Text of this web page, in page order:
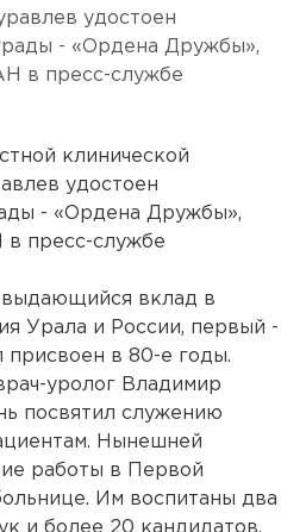
удостоен
- «Ордена Дружбы»,
в пресс-службе
клинической
удостоен
- «Ордена Дружбы»,
в пресс-службе
выдающийся вклад в
Урала и России, первый -
присвоен в 80-е годы.
уролог Владимир
посвятил служению
Нынешней
работы в Первой
Им воспитаны два
и более 20 кандидатов.